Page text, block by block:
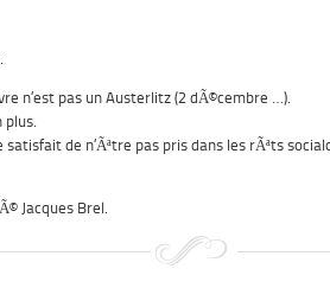
n’est pas un Austerlitz (2 dÃ©cembre …).
plus.
satisfait de n’Ãªtre pas pris dans les rÃªts
Jacques Brel.